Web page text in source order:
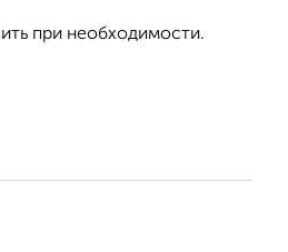
при необходимости.